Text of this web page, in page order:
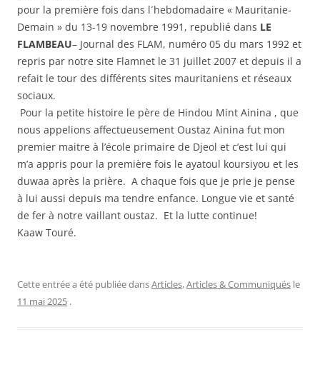
pour la première fois dans l´hebdomadaire « Mauritanie-
Demain » du 13-19 novembre 1991, republié dans LE
FLAMBEAU– Journal des FLAM, numéro 05 du mars 1992 et
repris par notre site Flamnet le 31 juillet 2007 et depuis il a
refait le tour des différents sites mauritaniens et réseaux
sociaux.
Pour la petite histoire le père de Hindou Mint Ainina , que
nous appelions affectueusement Oustaz Ainina fut mon
premier maitre à l’école primaire de Djeol et c’est lui qui
m’a appris pour la première fois le ayatoul koursiyou et les
duwaa après la prière. A chaque fois que je prie je pense
à lui aussi depuis ma tendre enfance. Longue vie et santé
de fer à notre vaillant oustaz. Et la lutte continue!
Kaaw Touré.
Cette entrée a été publiée dansArticles,Articles & Communiqués le
11 mai 2025 .